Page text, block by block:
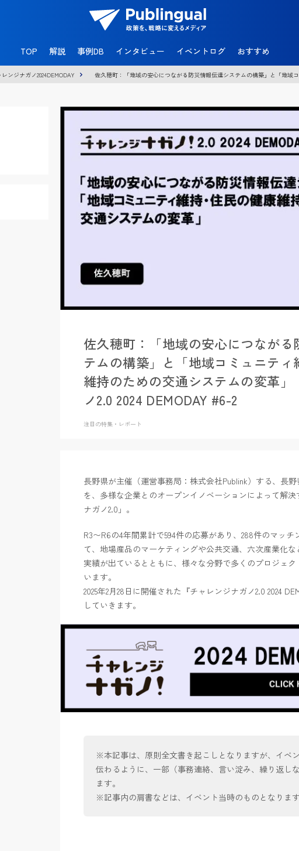
官
民
共
創
メ
ア
u
b
l
g
u
a
l
TOP 解説 事例DB インタビュー イベントログ おすすめ
レンジナガノ2024DEMODAY 佐久穂町：「地域の安心につながる防災情報伝達システムの構築」と「地域
佐久穂町：「地域の安心につながる
テムの構築」と「地域コミュニティ
維持のための交通システムの変革」
ノ2.0 2024 DEMODAY #6-2
注目の特集・レポート
長野県が主催（運営事務局：株式会社Publink）する、長
を、多様な企業とのオープンイノベーションによって解
ナガノ2.0」。
R3〜R6の4年間累計で594件の応募があり、288件のマッ
て、地場産品のマーケティングや公共交通、六次産業化
実績が出ているとともに、様々な分野で多くのプロジェ
います。
2025年2月28日に開催された『チャレンジナガノ2.0 2024
していきます。
※本記事は、原則全文書き起こしとなりますが、イベ
伝わるように、一部（事務連絡、言い淀み、繰り返し
ます。
※記事内の肩書などは、イベント当時のものとなります